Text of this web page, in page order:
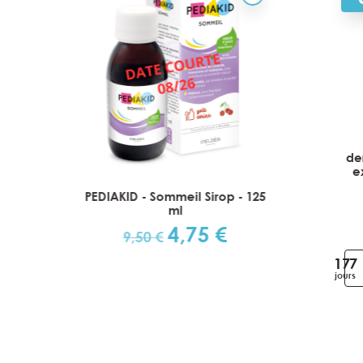
PEDIAKID - Sommeil Sirop - 125
ml
Prix
9,50 € Prix
4,75 €
177
jours